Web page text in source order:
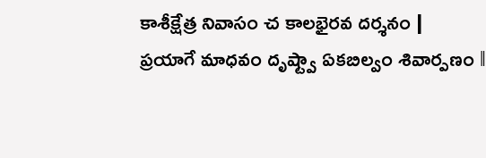
కాశీక్షేత్ర నివాసం చ కాలభైరవ దర్శనం |
ప్రయాగే మాధవం దృష్ట్వా ఏకబిల్వం శివార్పణం ‖